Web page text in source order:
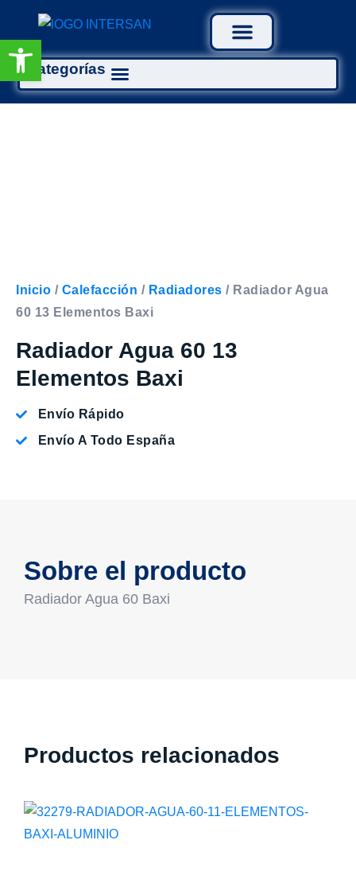
Categorías
Inicio / Calefacción / Radiadores / Radiador Agua
60 13 Elementos Baxi
Radiador Agua 60 13
Elementos Baxi
Envío Rápido
Envío A Todo España
Sobre el producto
Radiador Agua 60 Baxi
Productos relacionados
Abrir barra de herramientas